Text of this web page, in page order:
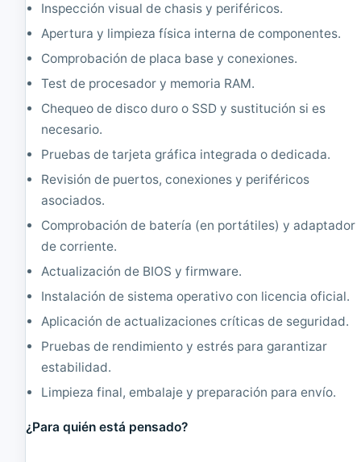
Inspección visual de chasis y periféricos.
Apertura y limpieza física interna de componentes.
Comprobación de placa base y conexiones.
Test de procesador y memoria RAM.
Chequeo de disco duro o SSD y sustitución si es
necesario.
Pruebas de tarjeta gráfica integrada o dedicada.
Revisión de puertos, conexiones y periféricos
asociados.
Comprobación de batería (en portátiles) y adaptador
de corriente.
Actualización de BIOS y firmware.
Instalación de sistema operativo con licencia oficial.
Aplicación de actualizaciones críticas de seguridad.
Pruebas de rendimiento y estrés para garantizar
estabilidad.
Limpieza final, embalaje y preparación para envío.
¿Para quién está pensado?